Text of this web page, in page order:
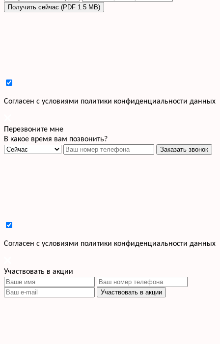
Получить сейчас (PDF 1.5 MB)
Cогласен с условиями политики конфиденциальности данных
Перезвоните мне
В какое время вам позвонить?
Заказать звонок
Cогласен с условиями политики конфиденциальности данных
Участвовать в акции
Участвовать в акции